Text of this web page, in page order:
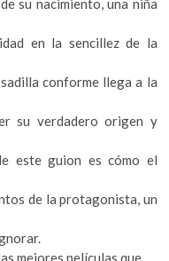
su nacimiento, una niña
en la sencillez de la
conforme llega a la
su verdadero origen y
este guion es cómo el
de la protagonista, un
mejores películas que